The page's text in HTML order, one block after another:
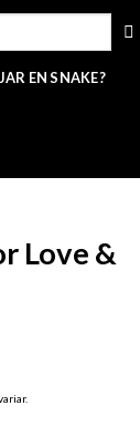
EN SNAKE?
Love &